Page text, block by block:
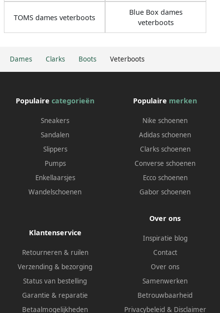
Dames Clarks Boots Veterboots
TOMS dames veterboots
Blue Box dames
veterboots
Populaire categorieën
Sneakers
Sandalen
Slippers
Pumps
Enkellaarsjes
Wandelschoenen
Populaire merken
Nike schoenen
Adidas schoenen
Clarks schoenen
Converse schoenen
Ecco schoenen
Gabor schoenen
Klantenservice
Retourneren & ruilen
Verzending & bezorging
Status van bestelling
Garantie & reparatie
Betaalmogelijkheden
Over ons
Inspiratie blog
Contact
Over ons
Samenwerken
Betrouwbaarheid
Privacybeleid & Disclaimer